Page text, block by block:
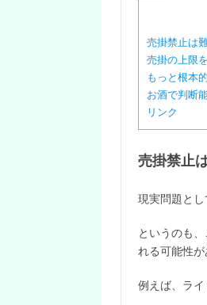
売掛禁止は
売掛の上限
もっと根本
お酒で判断
リンク
売掛禁止
現実問題と
というのも
れる可能性が
例えば、ライ